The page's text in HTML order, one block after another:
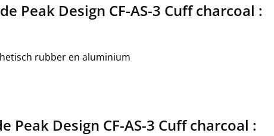
Peak Design CF-AS-3 Cuff charcoal :
rubber en aluminium
Design CF-AS-3 Cuff charcoal :